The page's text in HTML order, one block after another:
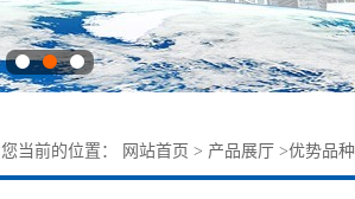
您当前的位置： 网站首页 > 产品展厅 >优势品种